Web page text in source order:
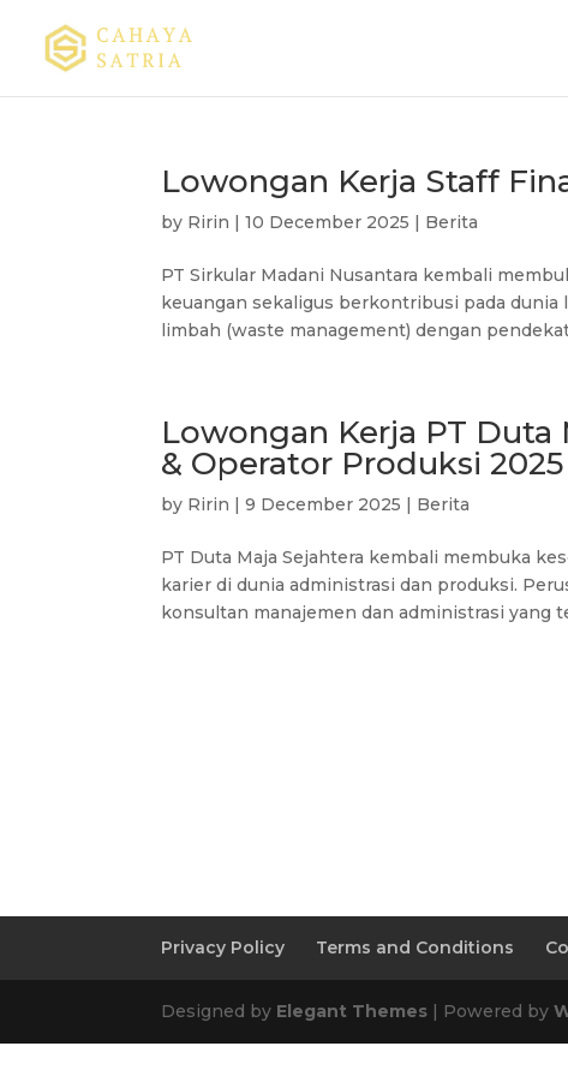
Lowongan Kerja Staff
by Ririn |10 December 2025 | Berita
PT Sirkular Madani Nusantara kembali
keuangan sekaligus berkontribusi pada
limbah (waste management) dengan
Lowongan Kerja PT Duta
& Operator Produksi 2025
by Ririn |9 December 2025 | Berita
PT Duta Maja Sejahtera kembali membuka
karier di dunia administrasi dan produksi.
konsultan manajemen dan administrasi yang
Privacy Policy Terms and Conditions
Designed by Elegant Themes | Powered by